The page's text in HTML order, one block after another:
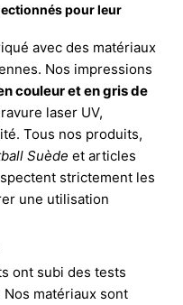
pour leur
avec des matériaux
Nos impressions
couleur et en gris de
laser UV,
Tous nos produits,
Suède et articles
strictement les
une utilisation
ont subi des tests
matériaux sont